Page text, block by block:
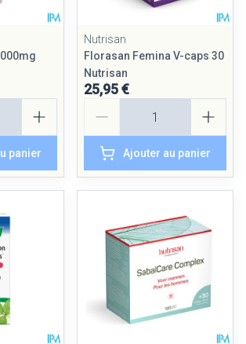
panier
Nutrisan
Florasan Femina V-caps 30
Nutrisan
25,95 €
Ajouter au panier